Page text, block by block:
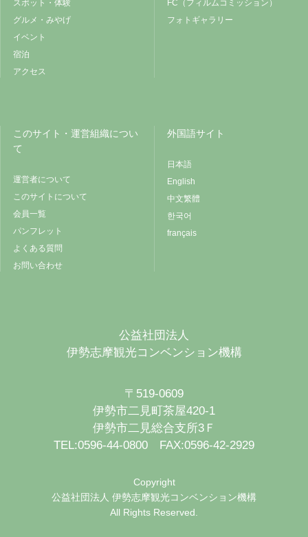
スポット・体験
グルメ・みやげ
イベント
宿泊
アクセス
FC（フィルムコミッション）
フォトギャラリー
このサイト・運営組織につい
て
運営者について
このサイトについて
会員一覧
パンフレット
よくある質問
お問い合わせ
外国語サイト
日本語
English
中文繁體
한국어
français
公益社団法人
伊勢志摩観光コンベンション機構
〒519-0609
伊勢市二見町茶屋420-1
伊勢市二見総合支所3Ｆ
TEL:0596-44-0800 FAX:0596-42-2929
Copyright
公益社団法人 伊勢志摩観光コンベンション機構
All Rights Reserved.